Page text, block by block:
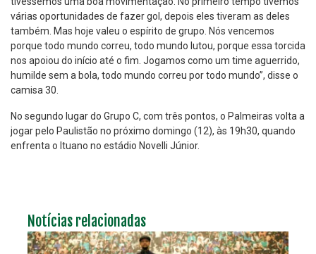
várias oportunidades de fazer gol, depois eles tiveram as deles
também. Mas hoje valeu o espírito de grupo. Nós vencemos
porque todo mundo correu, todo mundo lutou, porque essa torcida
nos apoiou do início até o fim. Jogamos como um time aguerrido,
humilde sem a bola, todo mundo correu por todo mundo”, disse o
camisa 30.
No segundo lugar do Grupo C, com três pontos, o Palmeiras volta a
jogar pelo Paulistão no próximo domingo (12), às 19h30, quando
enfrenta o Ituano no estádio Novelli Júnior.
Notícias relacionadas